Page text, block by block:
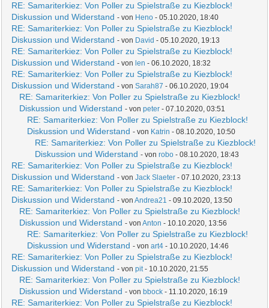
RE: Samariterkiez: Von Poller zu Spielstraße zu Kiezblock!
Diskussion und Widerstand - von Heno - 05.10.2020, 18:40
RE: Samariterkiez: Von Poller zu Spielstraße zu Kiezblock!
Diskussion und Widerstand - von David - 05.10.2020, 19:13
RE: Samariterkiez: Von Poller zu Spielstraße zu Kiezblock!
Diskussion und Widerstand - von len - 06.10.2020, 18:32
RE: Samariterkiez: Von Poller zu Spielstraße zu Kiezblock!
Diskussion und Widerstand - vonSarah87 - 06.10.2020, 19:04
RE: Samariterkiez: Von Poller zu Spielstraße zu Kiezblock!
Diskussion und Widerstand - vonpeter - 07.10.2020, 03:51
RE: Samariterkiez: Von Poller zu Spielstraße zu Kiezblock!
Diskussion und Widerstand - von Katrin - 08.10.2020, 10:50
RE: Samariterkiez: Von Poller zu Spielstraße zu Kiezblock!
Diskussion und Widerstand - vonrobo - 08.10.2020, 18:43
RE: Samariterkiez: Von Poller zu Spielstraße zu Kiezblock!
Diskussion und Widerstand - vonJack Slaeter - 07.10.2020, 23:13
RE: Samariterkiez: Von Poller zu Spielstraße zu Kiezblock!
Diskussion und Widerstand - vonAndrea21 - 09.10.2020, 13:50
RE: Samariterkiez: Von Poller zu Spielstraße zu Kiezblock!
Diskussion und Widerstand - vonAnton - 10.10.2020, 13:56
RE: Samariterkiez: Von Poller zu Spielstraße zu Kiezblock!
Diskussion und Widerstand - vonart4 - 10.10.2020, 14:46
RE: Samariterkiez: Von Poller zu Spielstraße zu Kiezblock!
Diskussion und Widerstand - vonpit- 10.10.2020, 21:55
RE: Samariterkiez: Von Poller zu Spielstraße zu Kiezblock!
Diskussion und Widerstand - von bbock - 11.10.2020, 16:19
RE: Samariterkiez: Von Poller zu Spielstraße zu Kiezblock!